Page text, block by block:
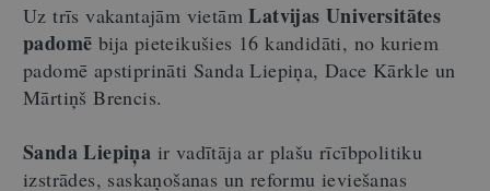
Uz trīs vakantajām vietāmLatvijas Universitātes
padomē bija pieteikušies 16 kandidāti, no kuriem
padomē apstiprināti Sanda Liepiņa, Dace Kārkle un
Mārtiņš Brencis.
Sanda Liepiņa ir vadītāja ar plašu rīcībpolitiku
izstrādes, saskaņošanas un reformu ieviešanas